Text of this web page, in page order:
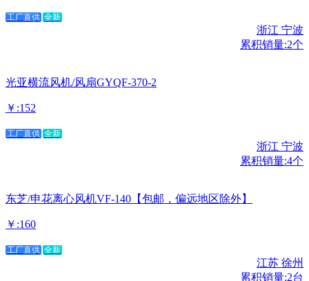
工厂直供 全新
浙江 宁波
累积销量:2个
光亚横流风机/风扇GYQF-370-2
￥:152
工厂直供 全新
浙江 宁波
累积销量:4个
东芝/申花离心风机VF-140【包邮，偏远地区除外】
￥:160
工厂直供 全新
江苏 徐州
累积销量:2台